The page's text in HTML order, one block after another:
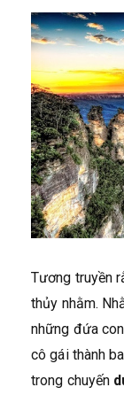
Tương truyền
thủy nhằm.
những đứa
cô gái thành
trong chuyến